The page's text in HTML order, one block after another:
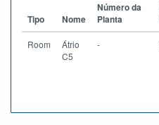
Tipo Nome
Número da
Planta
Room
Átrio
C5
-